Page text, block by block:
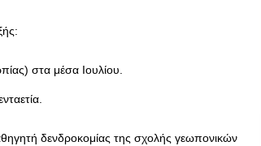
στα μέσα Ιουλίου.
δενδροκομίας της σχολής γεωπονικών